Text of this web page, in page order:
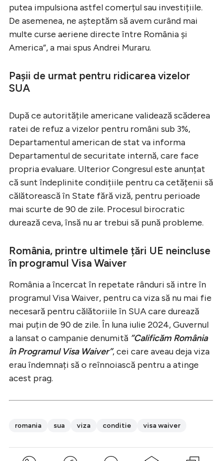
putea impulsiona astfel comerțul sau investițiile.
De asemenea, ne așteptăm să avem curând mai
multe curse aeriene directe între România și
America”, a mai spus Andrei Muraru.
Pașii de urmat pentru ridicarea vizelor
SUA
După ce autoritățile americane validează scăderea
ratei de refuz a vizelor pentru români sub 3%,
Departamentul american de stat va informa
Departamentul de securitate internă, care face
propria evaluare. Ulterior Congresul este anunțat
că sunt îndeplinite condițiile pentru ca cetățenii să
călătorească în State fără viză, pentru perioade
mai scurte de 90 de zile. Procesul birocratic
durează ceva, însă nu ar trebui să pună probleme.
România, printre ultimele țări UE neincluse
în programul Visa Waiver
România a încercat în repetate rânduri să intre în
programul Visa Waiver, pentru ca viza să nu mai fie
necesară pentru călătoriile în SUA care durează
mai puțin de 90 de zile. În luna iulie 2024, Guvernul
a lansat o campanie denumită ”Calificăm România
în Programul Visa Waiver”, cei care aveau deja viza
erau îndemnați să o reînnoiască pentru a atinge
acest prag.
romania sua viza conditie visa waiver